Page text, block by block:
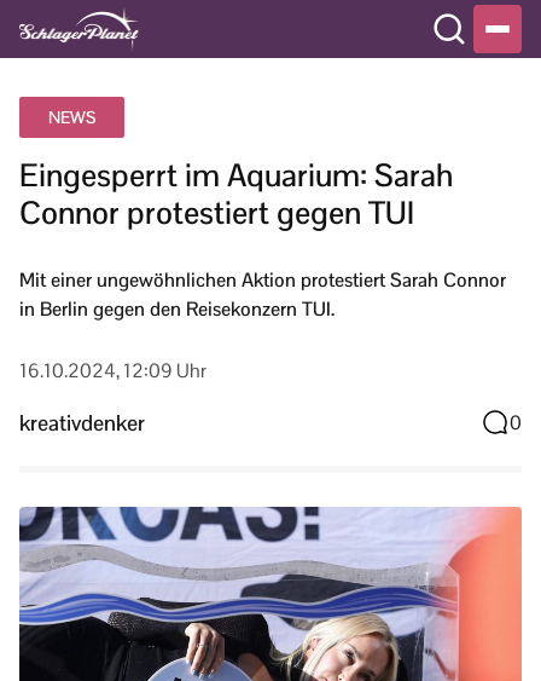
NEWS
Eingesperrt im Aquarium: Sarah
Connor protestiert gegen TUI
Mit einer ungewöhnlichen Aktion protestiert Sarah Connor
in Berlin gegen den Reisekonzern TUI.
16.10.2024, 12:09 Uhr
kreativdenker 0